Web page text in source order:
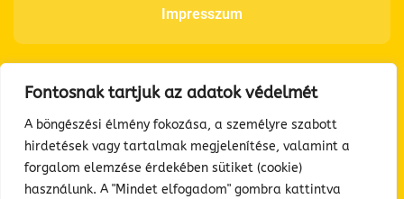
Fontosnak tartjuk az adatok védelmét
A böngészési élmény fokozása, a személyre szabott
hirdetések vagy tartalmak megjelenítése, valamint a
forgalom elemzése érdekében sütiket (cookie)
használunk. A "Mindet elfogadom" gombra kattintva
Impresszum
Elérhetőségeink
Telefon: +36 70 366 3160
E-mail: info@feelgoodhouse.hu